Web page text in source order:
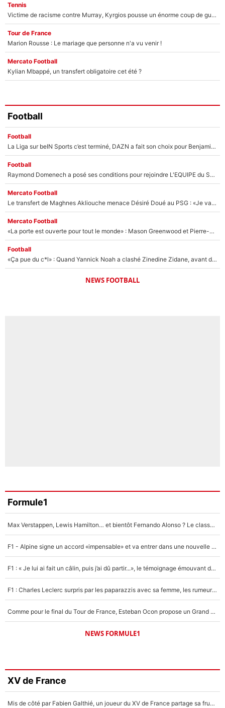
Tennis
Victime de racisme contre Murray, Kyrgios pousse un énorme coup de gueule !
Tour de France
Marion Rousse : Le mariage que personne n'a vu venir !
Mercato Football
Kylian Mbappé, un transfert obligatoire cet été ?
Football
Football
La Liga sur beIN Sports c’est terminé, DAZN a fait son choix pour Benjamin Da Silva et Omar Da Fonseca !
Football
Raymond Domenech a posé ses conditions pour rejoindre L'EQUIPE du Soir : Il refuse de faire l'émission avec un autre chroniqueur !
Mercato Football
Le transfert de Maghnes Akliouche menace Désiré Doué au PSG : «Je valide à 200%»
Mercato Football
«La porte est ouverte pour tout le monde» : Mason Greenwood et Pierre-Emerick Aubameyang ont quitté l'OM, Amine Gouiri balance sur la suite du mercato et sur la réaction du vestiaire !
Football
«Ça pue du c*l» : Quand Yannick Noah a clashé Zinedine Zidane, avant de se faire recadrer par le nouveau sélectionneur de l'équipe de France !
NEWS FOOTBALL
Formule1
Max Verstappen, Lewis Hamilton… et bientôt Fernando Alonso ? Le classement des pilotes les mieux payés en Formule 1 risque de changer !
F1 - Alpine signe un accord «impensable» et va entrer dans une nouvelle dimension : Grande nouvelle pour Pierre Gasly !
F1 : « Je lui ai fait un câlin, puis j’ai dû partir...», le témoignage émouvant de Max Verstappen sur sa fille
F1 : Charles Leclerc surpris par les paparazzis avec sa femme, les rumeurs étaient vraies !
Comme pour le final du Tour de France, Esteban Ocon propose un Grand Prix de Formule 1 à Paris : «Autour de l’Arc de Triomphe, ce serait génial» !
NEWS FORMULE1
XV de France
Mis de côté par Fabien Galthié, un joueur du XV de France partage sa frustration : «ils ne me l’ont pas dit tout de suite»